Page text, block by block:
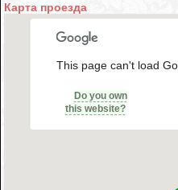
Карта проезда
This page can't load
Do you own
this website?